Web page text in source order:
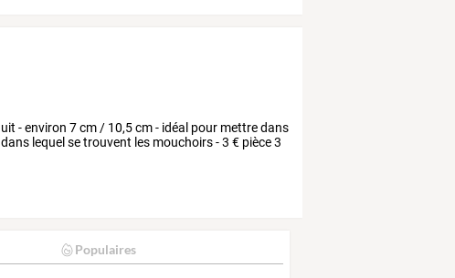
- environ 7 cm / 10,5 cm - idéal pour mettre dans
lequel se trouvent les mouchoirs - 3 € pièce 3
Populaires